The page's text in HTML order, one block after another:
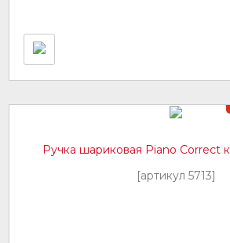
Ручка шариковая Piano Correct
[артикул 5713]